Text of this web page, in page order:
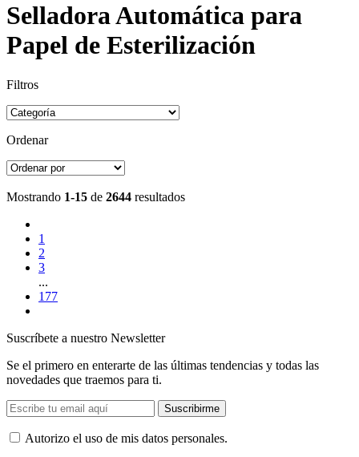
Selladora Automática para
Papel de Esterilización
Filtros
Ordenar
Mostrando 1-15 de 2644 resultados
1
2
3
...
177
Suscríbete a nuestro Newsletter
Se el primero en enterarte de las últimas tendencias y todas las
novedades que traemos para ti.
Suscribirme
Autorizo ​​el uso de mis datos personales.